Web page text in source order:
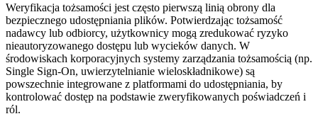
Weryfikacja tożsamości jest często pierwszą linią obrony dla
bezpiecznego udostępniania plików. Potwierdzając tożsamość
nadawcy lub odbiorcy, użytkownicy mogą zredukować ryzyko
nieautoryzowanego dostępu lub wycieków danych. W
środowiskach korporacyjnych systemy zarządzania tożsamością (np.
Single Sign-On, uwierzytelnianie wieloskładnikowe) są
powszechnie integrowane z platformami do udostępniania, by
kontrolować dostęp na podstawie zweryfikowanych poświadczeń i
ról.